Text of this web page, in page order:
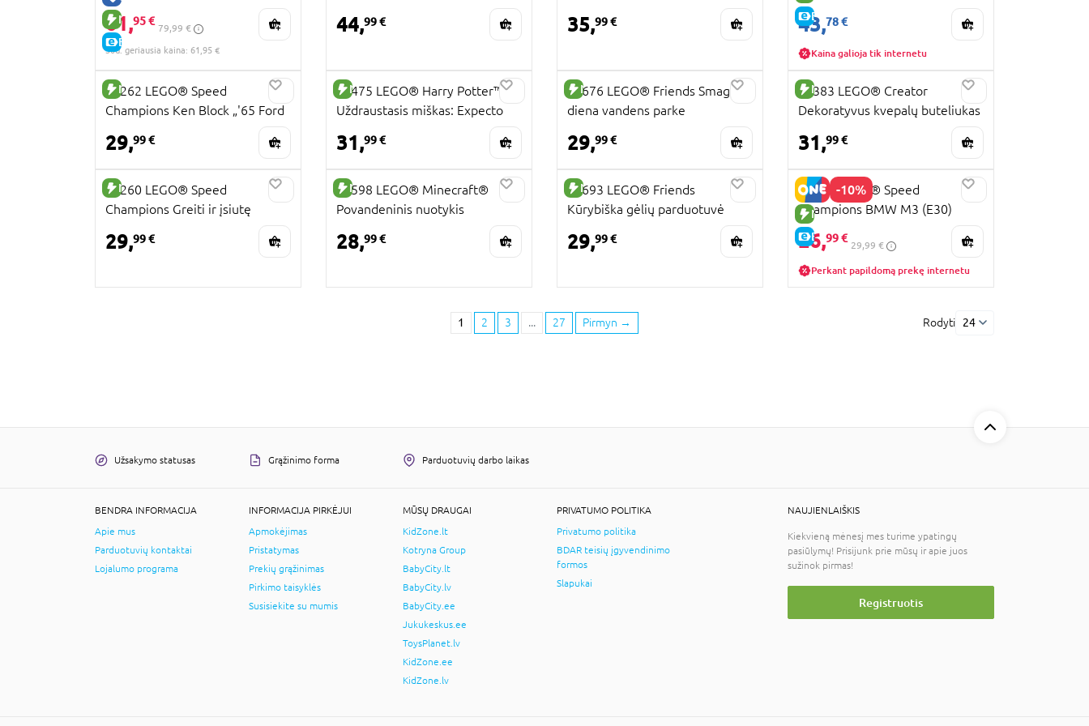
NAUJA PREKĖ
E-KAINA
automobiliais
61,95 €
79,99 €
30d. geriausia kaina: 61,95 €
44,99 € 35,99 €
E-KAINA
lagaminėlis
43,78 €
Kaina galioja tik internetu
NAUJA PREKĖ
77262 LEGO® Speed
Champions Ken Block „'65 Ford
29,99 €
NAUJA PREKĖ
76475 LEGO® Harry Potter™
Uždraustasis miškas: Expecto
31,99 €
NAUJA PREKĖ
42676 LEGO® Friends Smagi
diena vandens parke
29,99 €
NAUJA PREKĖ
31383 LEGO® Creator
Dekoratyvus kvepalų buteliukas
31,99 €
NAUJA PREKĖ
77260 LEGO® Speed
Champions Greiti ir įsiutę
29,99 €
NAUJA PREKĖ
21598 LEGO® Minecraft®
Povandeninis nuotykis
28,99 €
NAUJA PREKĖ
42693 LEGO® Friends
Kūrybiška gėlių parduotuvė
29,99 €
-10%
NAUJA PREKĖ
E-KAINA
77263 LEGO® Speed
Champions BMW M3 (E30)
26,99 €
29,99 €
Perkant papildomą prekę internetu
1 2 3 ... 27 Pirmyn → Rodyti 24
Užsakymo statusas Grąžinimo forma Parduotuvių darbo laikas
BENDRA INFORMACIJA
Apie mus
Parduotuvių kontaktai
Lojalumo programa
INFORMACIJA PIRKĖJUI
Apmokėjimas
Pristatymas
Prekių grąžinimas
Pirkimo taisyklės
Susisiekite su mumis
MŪSŲ DRAUGAI
KidZone.lt
Kotryna Group
BabyCity.lt
BabyCity.lv
BabyCity.ee
Jukukeskus.ee
ToysPlanet.lv
KidZone.ee
KidZone.lv
PRIVATUMO POLITIKA
Privatumo politika
BDAR teisių įgyvendinimo
formos
Slapukai
NAUJIENLAIŠKIS
Kiekvieną mėnesį mes turime ypatingų
pasiūlymų! Prisijunk prie mūsų ir apie juos
sužinok pirmas!
Registruotis